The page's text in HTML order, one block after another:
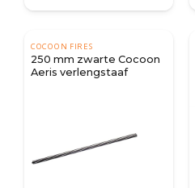
COCOON FIRES
250 mm zwarte Cocoon
Aeris verlengstaaf